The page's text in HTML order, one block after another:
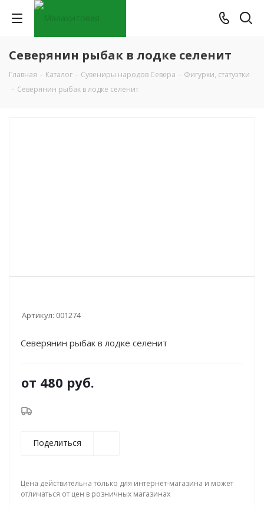
Северянин рыбак в лодке селенит
Главная - Каталог - Сувениры народов Севера - Фигурки, статуэтки
- Северянин рыбак в лодке селенит
Артикул: 001274
Северянин рыбак в лодке селенит
от 480 руб.
Поделиться
Цена действительна только для интернет-магазина и может
отличаться от цен в розничных магазинах